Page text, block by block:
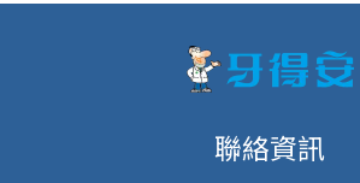
聯絡資訊